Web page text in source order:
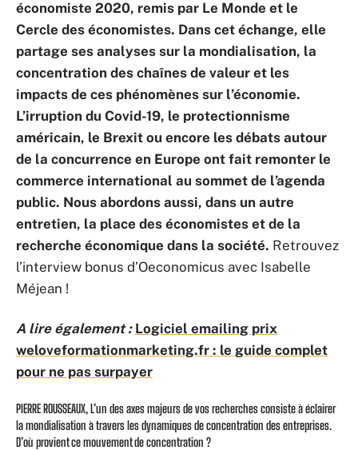
économiste 2020, remis par Le Monde et le
Cercle des économistes. Dans cet échange, elle
partage ses analyses sur la mondialisation, la
concentration des chaînes de valeur et les
impacts de ces phénomènes sur l’économie.
L’irruption du Covid-19, le protectionnisme
américain, le Brexit ou encore les débats autour
de la concurrence en Europe ont fait remonter le
commerce international au sommet de l’agenda
public. Nous abordons aussi, dans un autre
entretien, la place des économistes et de la
recherche économique dans la société. Retrouvez
l’interview bonus d’Oeconomicus avec Isabelle
Méjean !
A lire également : Logiciel emailing prix
weloveformationmarketing.fr : le guide complet
pour ne pas surpayer
PIERRE ROUSSEAUX, L’un des axes majeurs de vos recherches consiste à éclairer
la mondialisation à travers les dynamiques de concentration des entreprises.
D’où provient ce mouvement de concentration ?